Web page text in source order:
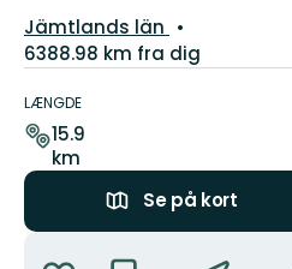
Amt:
Jämtlands län
6388.98 km fra dig
LÆNGDE
15.9
km
Se på kort